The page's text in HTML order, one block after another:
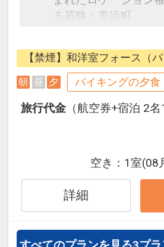
る若狭・美浜町。
広がり、後方にはラ
登録された「三方五
す。
そして、緑あふれる
も囲まれております
美しいリアス式海岸
方五湖、とりどりの
全ての人を優しく包
い、豊かな自然を満
ます。
夕食は4月から10月
【禁煙】和洋室フォース（
朝 昼 夕 バイキングの夕食
旅行代金 （航空券+宿泊 2
空き： 1室(08
詳細